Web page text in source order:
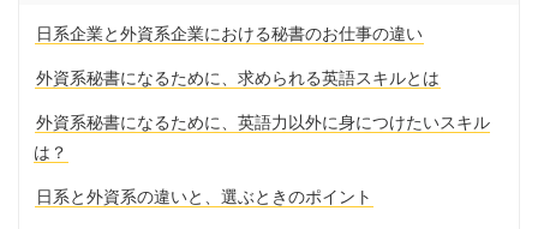
日系企業と外資系企業における秘書のお仕事の違い
外資系秘書になるために、求められる英語スキルとは
外資系秘書になるために、英語力以外に身につけたいスキル
は？
日系と外資系の違いと、選ぶときのポイント